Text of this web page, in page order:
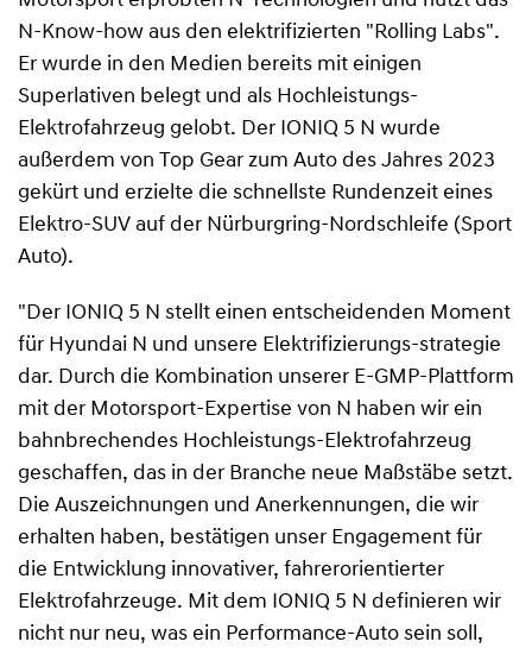
N-Know-how aus den elektrifizierten "Rolling Labs".
Er wurde in den Medien bereits mit einigen
Superlativen belegt und als Hochleistungs-
Elektrofahrzeug gelobt. Der IONIQ 5 N wurde
außerdem von Top Gear zum Auto des Jahres 2023
gekürt und erzielte die schnellste Rundenzeit eines
Elektro-SUV auf der Nürburgring-Nordschleife (Sport
Auto).
"Der IONIQ 5 N stellt einen entscheidenden Moment
für Hyundai N und unsere Elektrifizierungs-strategie
dar. Durch die Kombination unserer E-GMP-Plattform
mit der Motorsport-Expertise von N haben wir ein
bahnbrechendes Hochleistungs-Elektrofahrzeug
geschaffen, das in der Branche neue Maßstäbe setzt.
Die Auszeichnungen und Anerkennungen, die wir
erhalten haben, bestätigen unser Engagement für
die Entwicklung innovativer, fahrerorientierter
Elektrofahrzeuge. Mit dem IONIQ 5 N definieren wir
nicht nur neu, was ein Performance-Auto sein soll,